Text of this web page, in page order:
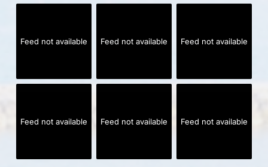
Feed not available Feed not available Feed not available
Feed not available Feed not available Feed not available